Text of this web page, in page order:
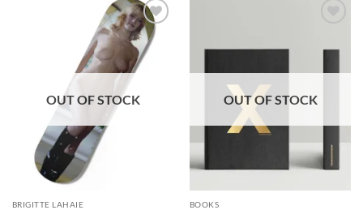
Ajouter
à la
wishlist
OUT OF STOCK
BRIGITTE LAHAIE
OUT OF STOCK
BOOKS